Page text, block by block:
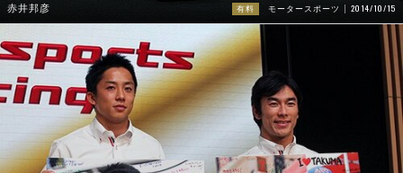
赤井邦彦 有料 モータースポーツ 2014/10/15